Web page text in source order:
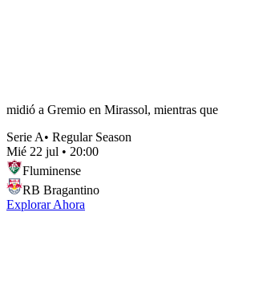
midió a Gremio en Mirassol, mientras que
Serie A• Regular Season
Mié 22 jul • 20:00
Fluminense
RB Bragantino
Explorar Ahora